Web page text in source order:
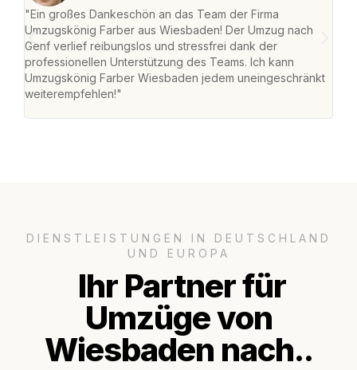
"Ein großes Dankeschön an das Team der Firma
Umzugskönig Farber aus Wiesbaden! Der Umzug nach
Genf verlief reibungslos und stressfrei dank der
professionellen Unterstützung des Teams. Ich kann
Umzugskönig Farber Wiesbaden jedem uneingeschränkt
weiterempfehlen!"
DIENSTLEISTUNGEN IN DEUTSCHLAND
UND EUROPA
Ihr Partner für
Umzüge von
Wiesbaden nach..